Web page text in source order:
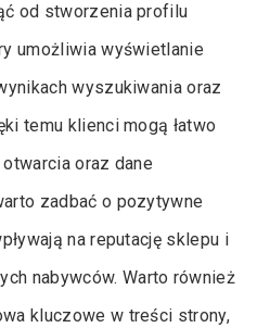
od stworzenia profilu
umożliwia wyświetlanie
wyszukiwania oraz
temu klienci mogą łatwo
oraz dane
zadbać o pozytywne
na reputację sklepu i
nabywców. Warto również
kluczowe w treści strony,